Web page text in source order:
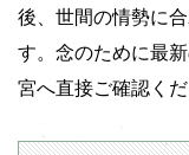
後、世間の情勢に
す。念のために最
宮へ直接ご確認くだ